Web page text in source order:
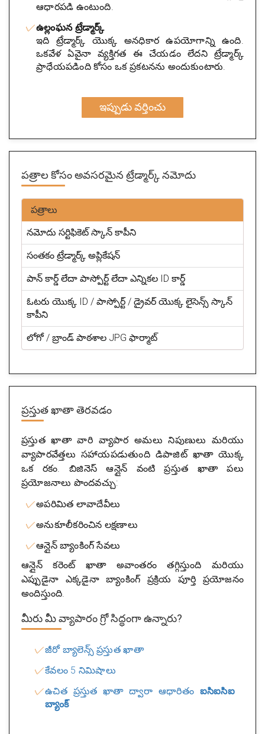
ఆధారపడి ఉంటుంది.
ఉల్లంఘన ట్రేడ్మార్క్
ఇది ట్రేడ్మార్క్ యొక్క అనధికార ఉపయోగాన్ని ఉంది.
ఒకవేళ ఏవైనా వ్యక్తిగత ఈ చేయడం లేదని ట్రేడ్మార్క్
ప్రాధేయపడింది కోసం ఒక ప్రకటనను అందుకుంటారు.
ఇప్పుడు వర్తించు
పత్రాల కోసం అవసరమైన ట్రేడ్మార్క్ నమోదు
పత్రాలు
నమోదు సర్టిఫికెట్ స్కాన్ కాపీని
సంతకం ట్రేడ్మార్క్ అప్లికేషన్
పాన్ కార్డ్ లేదా పాస్పోర్ట్ లేదా ఎన్నికల ID కార్డ్
ఓటరు యొక్క ID / పాస్పోర్ట్ / డ్రైవర్ యొక్క లైసెన్స్ స్కాన్
కాపీని
లోగో / బ్రాండ్ పాఠశాల JPG ఫార్మాట్
ప్రస్తుత ఖాతా తెరవడం
ప్రస్తుత ఖాతా వారి వ్యాపార అమలు నిపుణులు మరియు
వ్యాపారవేత్తలు సహాయపడుతుంది డిపాజిట్ ఖాతా యొక్క
ఒక రకం. బిజినెస్ ఆన్లైన్ వంటి ప్రస్తుత ఖాతా పలు
ప్రయోజనాలు పొందవచ్చు:
అపరిమిత లావాదేవీలు
అనుకూలీకరించిన లక్షణాలు
ఆన్లైన్ బ్యాంకింగ్ సేవలు
ఆన్లైన్ కరెంట్ ఖాతా అవాంతరం తగ్గిస్తుంది మరియు
ఎప్పుడైనా ఎక్కడైనా బ్యాంకింగ్ ప్రక్రియ పూర్తి ప్రయోజనం
అందిస్తుంది.
మీరు మీ వ్యాపారం గ్రో సిద్ధంగా ఉన్నారు?
జీరో బ్యాలెన్స్ ప్రస్తుత ఖాతా
కేవలం 5 నిమిషాలు
ఉచిత ప్రస్తుత ఖాతా ద్వారా ఆధారితం ఐసిఐసిఐ
బ్యాంక్